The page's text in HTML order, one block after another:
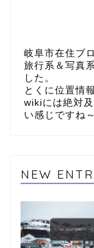
岐阜市在住ブ
旅行系＆写真
した。
とくに位置情
wikiには絶対
い感じですね～
NEW